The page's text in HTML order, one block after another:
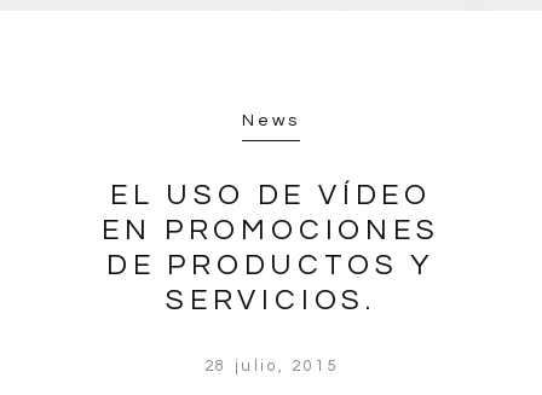
News
EL USO DE VÍDEO
EN PROMOCIONES
DE PRODUCTOS Y
SERVICIOS.
28 julio, 2015